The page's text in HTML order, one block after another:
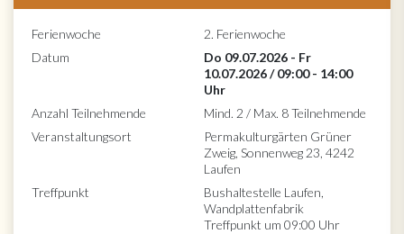
Ferienwoche
2. Ferienwoche
Datum
Do 09.07.2026 - Fr
10.07.2026 / 09:00 - 14:00
Uhr
Anzahl Teilnehmende
Mind. 2 / Max. 8 Teilnehmende
Veranstaltungsort
Permakulturgärten Grüner
Zweig, Sonnenweg 23, 4242
Laufen
Treffpunkt
Bushaltestelle Laufen,
Wandplattenfabrik
Treffpunkt um 09:00 Uhr